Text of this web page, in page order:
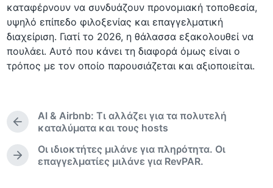
καταφέρνουν να συνδυάζουν προνομιακή τοποθεσία,
υψηλό επίπεδο φιλοξενίας και επαγγελματική
διαχείριση. Γιατί το 2026, η θάλασσα εξακολουθεί να
πουλάει. Αυτό που κάνει τη διαφορά όμως είναι ο
τρόπος με τον οποίο παρουσιάζεται και αξιοποιείται.
Π
ο
η
AI & Airbnb: Τι αλλάζει για τα πολυτελή
καταλύματα και τους hosts
Ε
Οι ιδιοκτήτες μιλάνε για πληρότητα. Οι
επαγγελματίες μιλάνε για RevPAR.